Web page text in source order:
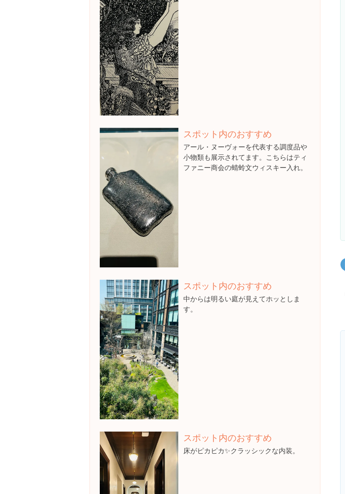
スポット内のおすすめ
アール・ヌーヴォーを代表する調度品や
小物類も展示されてます。こちらはティ
ファニー商会の蜻蛉文ウィスキー入れ。
スポット内のおすすめ
中からは明るい庭が見えてホッとしま
す。
スポット内のおすすめ
床がピカピカ✨クラッシックな内装。